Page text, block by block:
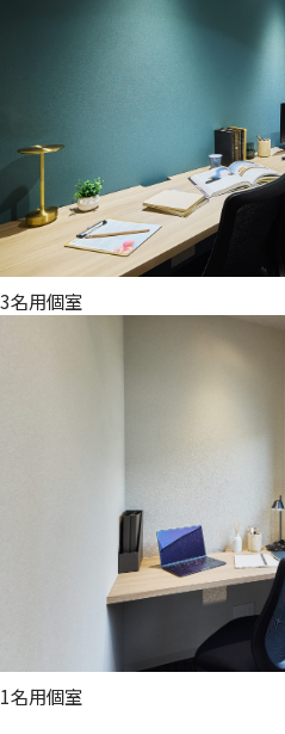
3名用個室
1名用個室